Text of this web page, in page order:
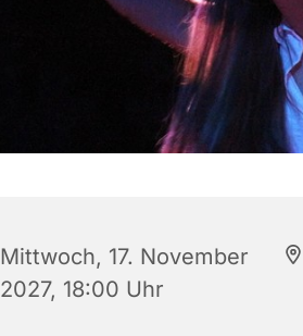
Mittwoch, 17. November
2027, 18:00 Uhr